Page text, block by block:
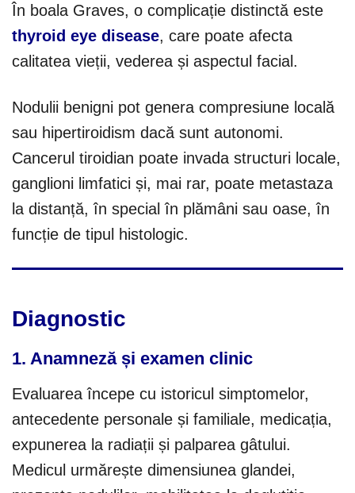
În boala Graves, o complicație distinctă este
thyroid eye disease, care poate afecta
calitatea vieții, vederea și aspectul facial.
Nodulii benigni pot genera compresiune locală
sau hipertiroidism dacă sunt autonomi.
Cancerul tiroidian poate invada structuri locale,
ganglioni limfatici și, mai rar, poate metastaza
la distanță, în special în plămâni sau oase, în
funcție de tipul histologic.
Diagnostic
1. Anamneză și examen clinic
Evaluarea începe cu istoricul simptomelor,
antecedente personale și familiale, medicația,
expunerea la radiații și palparea gâtului.
Medicul urmărește dimensiunea glandei,